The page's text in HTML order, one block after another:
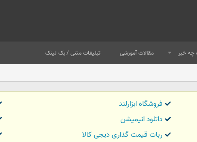
چه خبر مقالات آموزشی تبلیغات متنی / بک لینک
فروشگاه ابزارلند
داتلود انیمیشن
ربات قیمت گذاری دیجی کالا